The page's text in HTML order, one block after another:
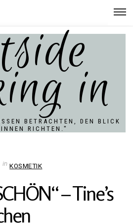
in
BETRACHTEN, DEN BLICK N
RICHTEN."
in KOSMETIK
– Tine’s